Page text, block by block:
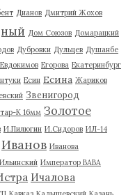
Дианов Дмитрий Жохов
Дом Союзов Домарацкий
Дубровки Дульцев Душанбе
Евдокимов Егорова Екатеринбург
Есин Есина Жариков
Звенигород
К 16мм Золотое
И.Пилюгин И.Сидоров ИЛ-14
Иванов Иванова
Ильинский Император ВАВА
Ичалова